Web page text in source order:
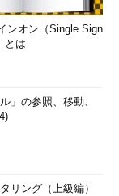
ンオン（Single Sign
とは
」の参照、移動、
リング（上級編）